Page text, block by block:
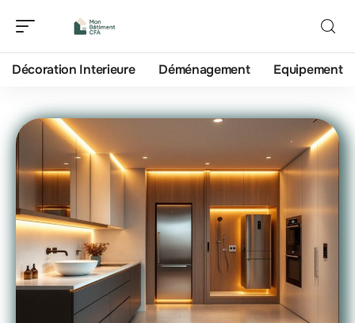
Décoration Interieure Déménagement Equipement